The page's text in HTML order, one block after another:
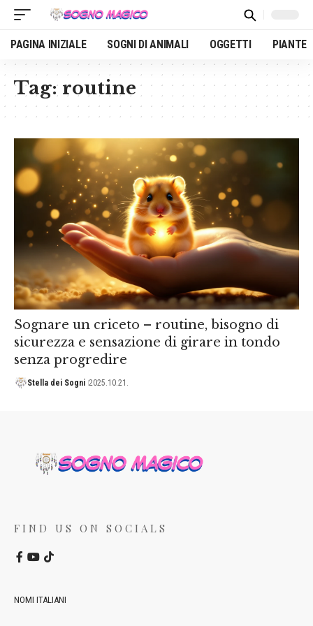
PAGINA INIZIALE SOGNI DI ANIMALI OGGETTI PIANTE
Tag: routine
Sognare un criceto – routine, bisogno di
sicurezza e sensazione di girare in tondo
senza progredire
Stella dei Sogni 2025.10.21.
FIND US ON SOCIALS
NOMI ITALIANI